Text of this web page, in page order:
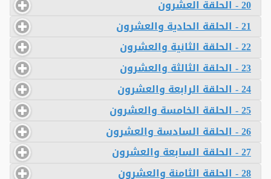
20 - الحلقة العشرون
21 - الحلقة الحادية والعشرون
22 - الحلقة الثانية والعشرون
23 - الحلقة الثالثة والعشرون
24 - الحلقة الرابعة والعشرون
25 - الحلقة الخامسة والعشرون
26 - الحلقة السادسة والعشرون
27 - الحلقة السابعة والعشرون
28 - الحلقة الثامنة والعشرون